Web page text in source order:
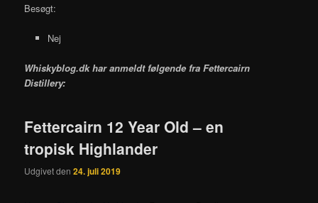
Besøgt:
Nej
Whiskyblog.dk har anmeldt følgende fraFettercairn
Distillery:
Fettercairn 12 Year Old – en
tropisk Highlander
Udgivet den24. juli 2019